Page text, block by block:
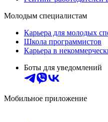
Молодым специалистам
Карьера для молодых
Школа программистов
Карьера в
Боты для уведомлений
Мобильное приложение